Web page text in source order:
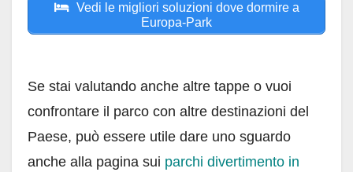
Vedi le migliori soluzioni dove dormire a
Europa-Park
Se stai valutando anche altre tappe o vuoi
confrontare il parco con altre destinazioni del
Paese, può essere utile dare uno sguardo
anche alla pagina sui parchi divertimento in